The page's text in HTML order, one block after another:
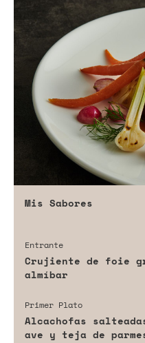
Mis Sabores
Entrante
Crujiente de foie
almíbar
Primer Plato
Alcachofas
ave y teja de